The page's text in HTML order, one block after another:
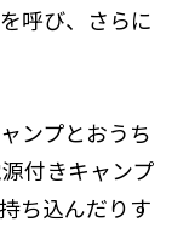
呼び、さらに
ンプとおうち
付きキャンプ
ち込んだりす